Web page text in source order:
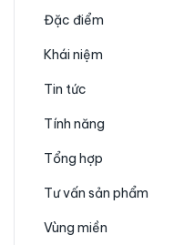
Đặc điểm
Khái niệm
Tin tức
Tính năng
Tổng hợp
Tư vấn sản phẩm
Vùng miền